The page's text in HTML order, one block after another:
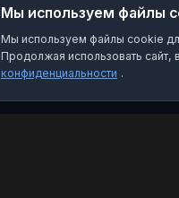
Мы используем файлы
Мы используем файлы cookie
Продолжая использовать сайт,
конфиденциальности .